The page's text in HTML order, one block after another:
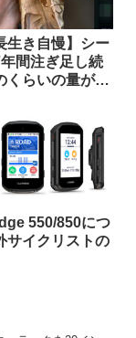
生き自慢】シー
間注ぎ足し続
くらいの量が溜
550/850につ
サイクリストの